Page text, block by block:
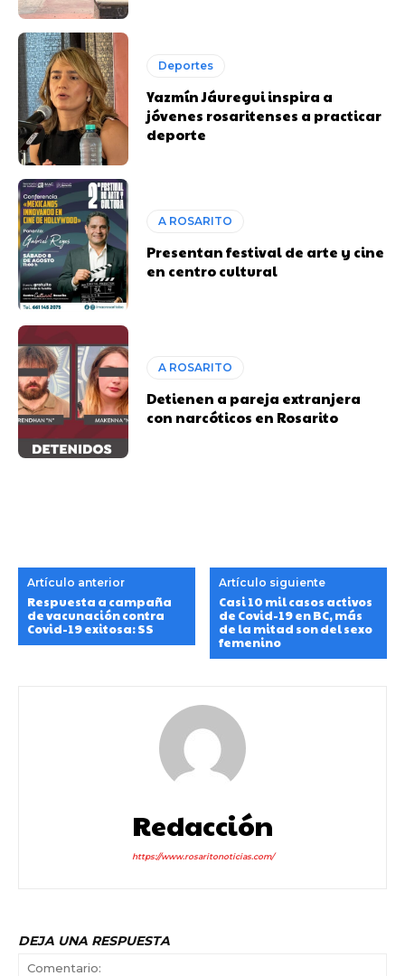
Deportes
Yazmín Jáuregui inspira a
jóvenes rosaritenses a practicar
deporte
A ROSARITO
Presentan festival de arte y cine
en centro cultural
A ROSARITO
Detienen a pareja extranjera
con narcóticos en Rosarito
Artículo anterior
Respuesta a campaña
de vacunación contra
Covid-19 exitosa: SS
Artículo siguiente
Casi 10 mil casos activos
de Covid-19 en BC, más
de la mitad son del sexo
femenino
Redacción
https://www.rosaritonoticias.com/
DEJA UNA RESPUESTA